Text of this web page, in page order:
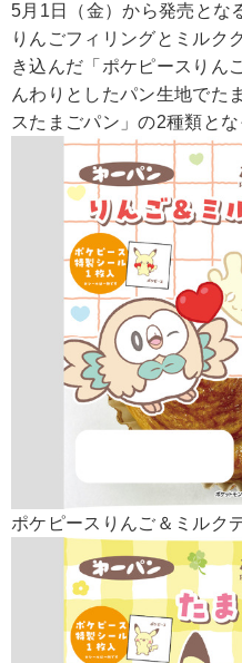
5月1日（金）から発売とな
りんごフィリングとミルク
き込んだ「ポケピースりん
んわりとしたパン生地でた
スたまごパン」の2種類とな
ポケピースりんご＆ミルク